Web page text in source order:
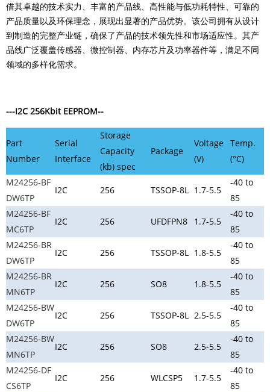
借其卓越的技术实力、丰富的产品线、高性能与低功耗特性、可靠的
产品质量以及环保理念，展现出显著的产品优势。该公司拥有从设计
到制造的完整产业链，确保了产品的技术领先性和市场适应性。其产
品线广泛覆盖传感器、微控制器、内存芯片及功率器件等，满足不同
领域的多样化需求。
---I2C 256Kbit EEPROM--
Part
Number
Serial
Interface
Storage
Capacity
(kb) spec
Package
Voltage
(V)
Temp.
(°C)
M24256-BF
DW6TP
I2C 256 TSSOP-8L 1.7-5.5
-40 to
85
M24256-BF
MC6TP
I2C 256 UFDFPN8 1.7-5.5
-40 to
85
M24256-BR
DW6TP
I2C 256 TSSOP-8L 1.8-5.5
-40 to
85
M24256-BR
MN6TP
I2C 256 SO8 1.8-5.5
-40 to
85
M24256-BW
DW6TP
I2C 256 TSSOP-8L 2.5-5.5
-40 to
85
M24256-BW
MN6TP
I2C 256 SO8 2.5-5.5
-40 to
85
M24256-DF
CS6TP
I2C 256 WLCSP5 1.7-5.5
-40 to
85